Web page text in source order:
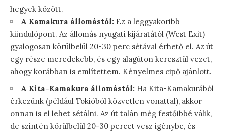
hegyek között.
A Kamakura állomástól: Ez a leggyakoribb
kiindulópont. Az állomás nyugati kijáratától (West Exit)
gyalogosan körülbelül 20-30 perc sétával érhető el. Az út
egy része meredekebb, és egy alagúton keresztül vezet,
ahogy korábban is említettem. Kényelmes cipő ajánlott.
A Kita-Kamakura állomástól: Ha Kita-Kamakurából
érkezünk (például Tokióból közvetlen vonattal), akkor
onnan is el lehet sétálni. Az út talán még festőibbé válik,
de szintén körülbelül 20-30 percet vesz igénybe, és